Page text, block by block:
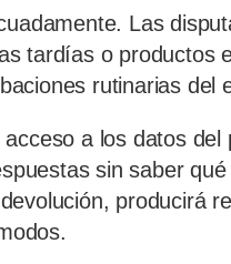
Las
tardías o productos
rutinarias del
a los datos del
sin saber
producirá